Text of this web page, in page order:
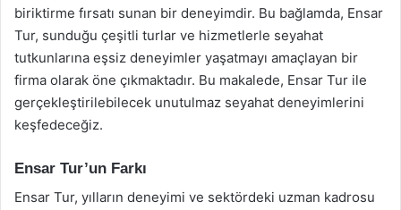
biriktirme fırsatı sunan bir deneyimdir. Bu bağlamda, Ensar
Tur, sunduğu çeşitli turlar ve hizmetlerle seyahat
tutkunlarına eşsiz deneyimler yaşatmayı amaçlayan bir
firma olarak öne çıkmaktadır. Bu makalede, Ensar Tur ile
gerçekleştirilebilecek unutulmaz seyahat deneyimlerini
keşfedeceğiz.
Ensar Tur’un Farkı
Ensar Tur, yılların deneyimi ve sektördeki uzman kadrosu